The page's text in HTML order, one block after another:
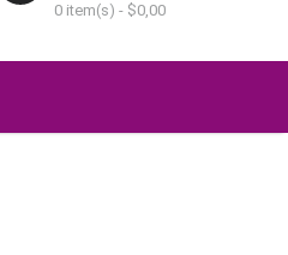
0 item(s) - $0,00